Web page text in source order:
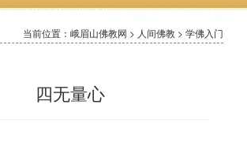
当前位置：峨眉山佛教网 > 人间佛教 > 学佛入门
四无量心